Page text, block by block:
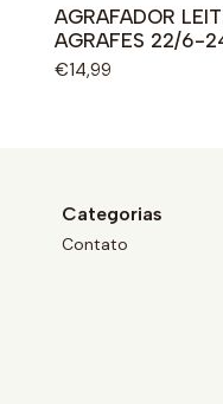
AGRAFADOR
AGRAFES 22/6-
€14,99
Categorias
Contato